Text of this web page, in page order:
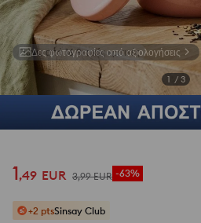
Δες φωτογραφίες από αξιολογήσεις
1 / 3
1,49 EUR 3,99 EUR -63%
+2 ptsSinsay Club